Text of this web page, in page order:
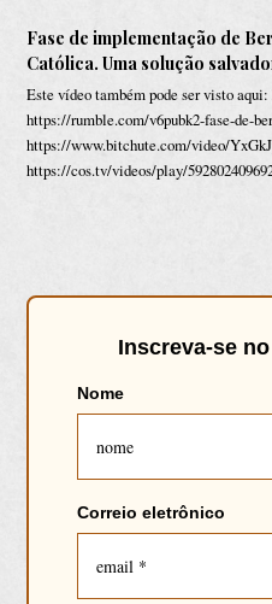
Fase de implementação de
Católica. Uma solução
Este vídeo também pode ser visto
https://rumble.com/v6pubk2-fase-de-
https://www.bitchute.com/video/
https://cos.tv/videos/play/
Inscreva-se no
Nome
Correio eletrônico